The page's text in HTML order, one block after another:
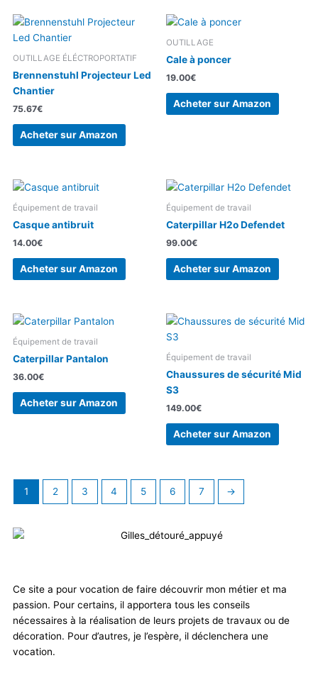
OUTILLAGE ÉLÉCTROPORTATIF
Brennenstuhl Projecteur Led
Chantier
75.67€
Acheter sur Amazon
OUTILLAGE
Cale à poncer
19.00€
Acheter sur Amazon
Équipement de travail
Casque antibruit
14.00€
Acheter sur Amazon
Équipement de travail
Caterpillar H2o Defendet
99.00€
Acheter sur Amazon
Équipement de travail
Caterpillar Pantalon
36.00€
Acheter sur Amazon
Équipement de travail
Chaussures de sécurité Mid
S3
149.00€
Acheter sur Amazon
1 2 3 4 5 6 7 →
Ce site a pour vocation de faire découvrir mon métier et ma
passion. Pour certains, il apportera tous les conseils
nécessaires à la réalisation de leurs projets de travaux ou de
décoration. Pour d’autres, je l’espère, il déclenchera une
vocation.